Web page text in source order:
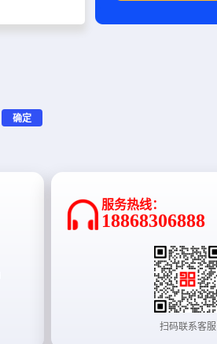
确定
服务热线：
18868306888
扫码联系客服